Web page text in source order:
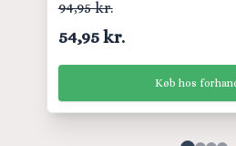
94,95 kr.
54,95 kr.
Køb hos